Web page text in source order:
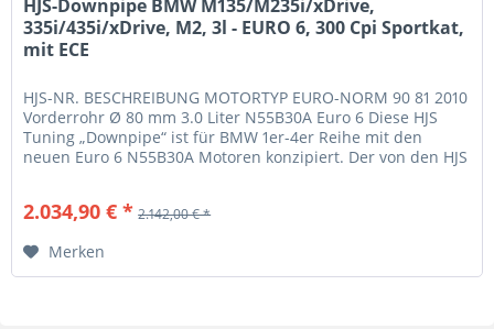
HJS-Downpipe BMW M135/M235i/xDrive,
335i/435i/xDrive, M2, 3l - EURO 6, 300 Cpi Sportkat,
mit ECE
HJS-NR. BESCHREIBUNG MOTORTYP EURO-NORM 90 81 2010
Vorderrohr Ø 80 mm 3.0 Liter N55B30A Euro 6 Diese HJS
Tuning „Downpipe“ ist für BMW 1er-4er Reihe mit den
neuen Euro 6 N55B30A Motoren konzipiert. Der von den HJS
2.034,90 € * 2.142,00 € *
Merken